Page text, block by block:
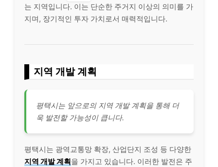
는 지역입니다. 이는 단순한 주거지 이상의 의미를 가
지며, 장기적인 투자 가치로서 매력적입니다.
지역 개발 계획
평택시는 앞으로의 지역 개발 계획을 통해 더
욱 발전할 가능성이 큽니다.
평택시는 광역교통망 확장, 산업단지 조성 등 다양한
지역 개발 계획을 가지고 있습니다. 이러한 발전은 주